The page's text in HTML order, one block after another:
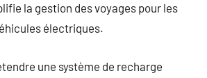
la gestion des voyages pour les
électriques.
une système de recharge